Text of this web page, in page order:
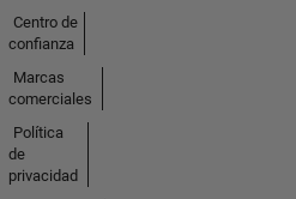
Centro de
confianza
Marcas
comerciales
Política
de
privacidad